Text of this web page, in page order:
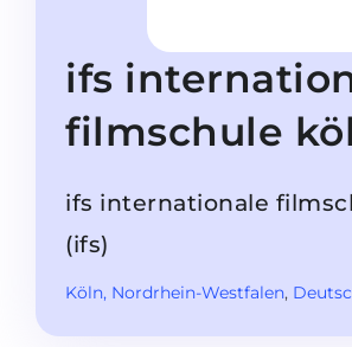
STUDIENKOLLEG
Studienkolleg-Kurse
Freshman / Foundation
Studienvorbereitung
Master
Zweitstudium
11-jähriger Schule
ifs
filmschule
ifs internationale
(ifs)
Köln, Nordrhein-Westfalen,